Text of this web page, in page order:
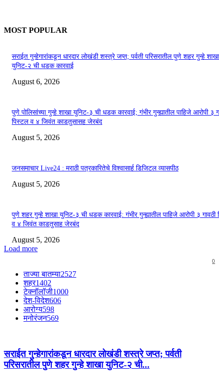
MOST POPULAR
सराईत गुन्हेगारांकडून धारदार लोखंडी शस्त्रे जप्त; पर्वती परिसरातील पुणे शहर गुन्हे शाखा
युनिट-२ ची धडक कारवाई
August 6, 2026
पुणे पोलिसांच्या गुन्हे शाखा युनिट-३ ची धडक कारवाई; गंभीर गुन्ह्यातील पाहिजे आरोपी ३
पिस्टल व ४ जिवंत काडतुसासह जेरबंद
August 5, 2026
जनसमाचार Live24 : मराठी पत्रकारितेचे विश्वासार्ह डिजिटल व्यासपीठ
August 5, 2026
पुणे शहर गुन्हे शाखा युनिट-३ ची धडक कारवाई: गंभीर गुन्ह्यातील पाहिजे आरोपी ३ गावठी
व ४ जिवंत काडतुसाह जेरबंद
August 5, 2026
Load more
0
ताज्या बातम्या2527
शहर1402
टेक्नॉलॉजी1000
देश-विदेश606
आरोग्य598
मनोरंजन569
सराईत गुन्हेगारांकडून धारदार लोखंडी शस्त्रे जप्त; पर्वती
परिसरातील पुणे शहर गुन्हे शाखा युनिट-२ ची...